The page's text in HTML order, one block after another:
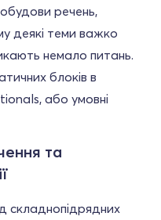
речень,
деякі теми важко
немало питань.
блоків в
або умовні
та